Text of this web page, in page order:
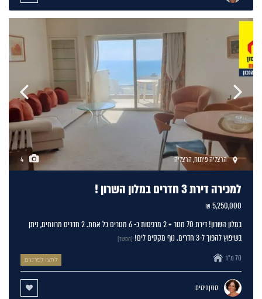
הרצליה פיתוח,הרצליה
למכירה דירת 3 חדרים במלון השרון !
5,250,000 ₪
במלון השרון! דירת 70 מטר + 2 מרפסות כ- 6 מטרים כל אחת. 2 חדרים מרווחים, ניתן
בשיפוץ להפוך ל-3 חדרים. נוף מקסים לים!
[המשך]
70 מ"ר לחצו לפרטים
סוזן ניסים